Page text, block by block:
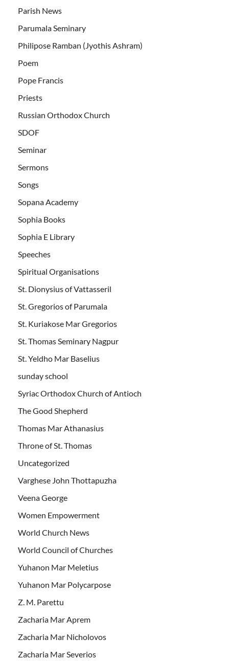
Parish News
Parumala Seminary
Philipose Ramban (Jyothis Ashram)
Poem
Pope Francis
Priests
Russian Orthodox Church
SDOF
Seminar
Sermons
Songs
Sopana Academy
Sophia Books
Sophia E Library
Speeches
Spiritual Organisations
St. Dionysius of Vattasseril
St. Gregorios of Parumala
St. Kuriakose Mar Gregorios
St. Thomas Seminary Nagpur
St. Yeldho Mar Baselius
sunday school
Syriac Orthodox Church of Antioch
The Good Shepherd
Thomas Mar Athanasius
Throne of St. Thomas
Uncategorized
Varghese John Thottapuzha
Veena George
Women Empowerment
World Church News
World Council of Churches
Yuhanon Mar Meletius
Yuhanon Mar Polycarpose
Z. M. Parettu
Zacharia Mar Aprem
Zacharia Mar Nicholovos
Zacharia Mar Severios